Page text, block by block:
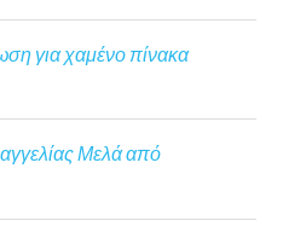
για χαμένο πίνακα
Μελά από